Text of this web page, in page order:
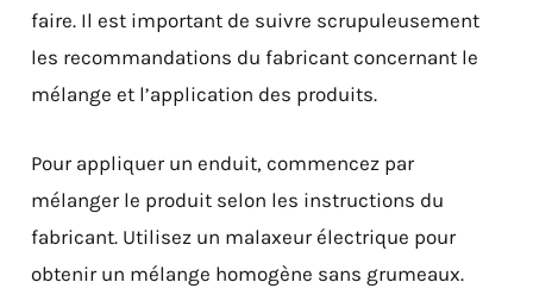
faire. Il est important de suivre scrupuleusement
les recommandations du fabricant concernant le
mélange et l’application des produits.
Pour appliquer un enduit, commencez par
mélanger le produit selon les instructions du
fabricant. Utilisez un malaxeur électrique pour
obtenir un mélange homogène sans grumeaux.